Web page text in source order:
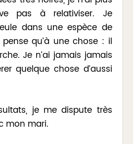
pas à relativiser. Je
dans une espèce de
qu’à une chose : il
Je n’ai jamais jamais
quelque chose d’aussi
je me dispute très
mon mari.